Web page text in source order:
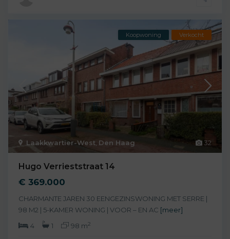
32
Laakkwartier-West Den Haag
Koopwoning Verkocht
Hugo Verrieststraat 14
€ 369.000
CHARMANTE JAREN 30 EENGEZINSWONING MET SERRE |
98 M2 | 5-KAMER WONING | VOOR – EN AC [meer]
4
1 98 m2